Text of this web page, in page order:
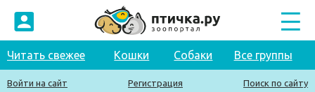
Читать свежее Кошки Собаки Все группы
Войти на сайт Регистрация Поиск по сайту